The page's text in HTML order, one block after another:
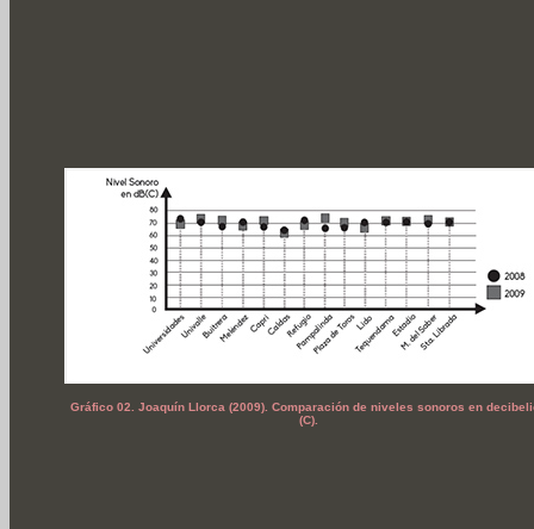
Gráfico 02. Joaquín Llorca (2009). Comparación de niveles sonoros en
(C).